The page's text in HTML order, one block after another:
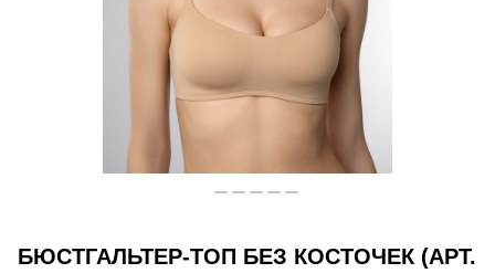
БЮСТГАЛЬТЕР-ТОП БЕЗ КОСТОЧЕК (АРТ.